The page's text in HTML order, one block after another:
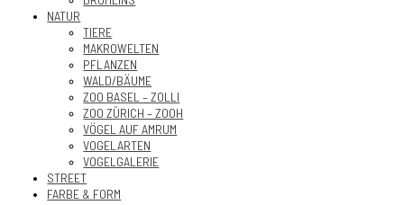
NATUR
TIERE
MAKROWELTEN
PFLANZEN
WALD/BÄUME
ZOO BASEL – ZOLLI
ZOO ZÜRICH – ZOOH
VÖGEL AUF AMRUM
VOGELARTEN
VOGELGALERIE
STREET
FARBE & FORM